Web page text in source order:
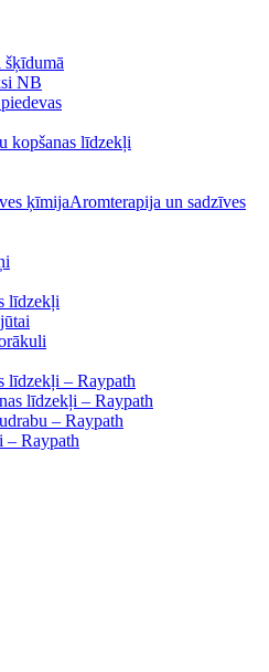
šķīdumā
NB
kopšanas līdzekļi
Aromterapija un sadzīves
līdzekļi
līdzekļi – Raypath
līdzekļi – Raypath
– Raypath
– Raypath